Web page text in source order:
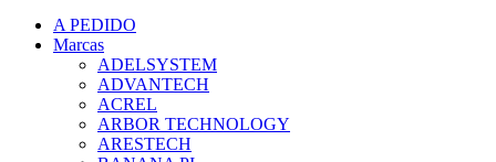
A PEDIDO
Marcas
ADELSYSTEM
ADVANTECH
ACREL
ARBOR TECHNOLOGY
ARESTECH